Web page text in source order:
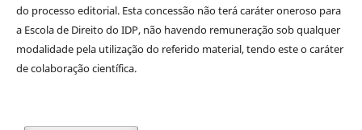
do processo editorial. Esta concessão não terá caráter oneroso para
a Escola de Direito do IDP, não havendo remuneração sob qualquer
modalidade pela utilização do referido material, tendo este o caráter
de colaboração científica.